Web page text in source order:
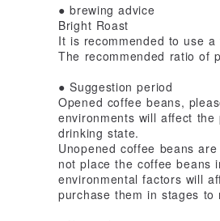
● brewing advice
Bright Roast
It is recommended to use
The recommended ratio of
● Suggestion period
Opened coffee beans,
environments will affect
drinking state.
Unopened coffee beans
not place the coffee beans
environmental factors will
purchase them in stages